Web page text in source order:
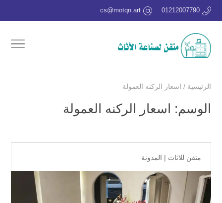
01212007790
cs@motqn.art
الرئيسية / اسعار الركنه العمولة
الوسم: اسعار الركنه العمولة
متقن للاثاث | المدونة